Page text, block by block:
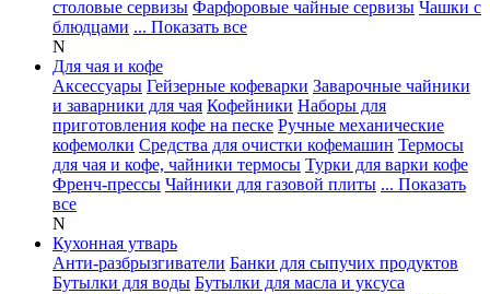
столовые сервизы Фарфоровые чайные сервизы Чашки с
блюдцами ... Показать все
N
Для чая и кофе
Аксессуары Гейзерные кофеварки Заварочные чайники
и заварники для чая Кофейники Наборы для
приготовления кофе на песке Ручные механические
кофемолки Средства для очистки кофемашин Термосы
для чая и кофе, чайники термосы Турки для варки кофе
Френч-прессы Чайники для газовой плиты ... Показать
все
N
Кухонная утварь
Анти-разбрызгиватели Банки для сыпучих продуктов
Бутылки для воды Бутылки для масла и уксуса